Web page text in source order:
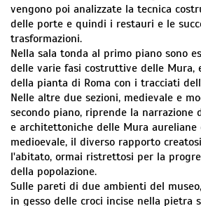
vengono poi analizzate la tecnica
delle porte e quindi i restauri e le
trasformazioni.
Nella sala tonda al primo piano sono
delle varie fasi costruttive delle Mura,
della pianta di Roma con i tracciati
Nelle altre due sezioni, medievale e
secondo piano, riprende la narrazione
e architettoniche delle Mura aureliane
medioevale, il diverso rapporto
l'abitato, ormai ristrettosi per la
della popolazione.
Sulle pareti di due ambienti del
in gesso delle croci incise nella pietra